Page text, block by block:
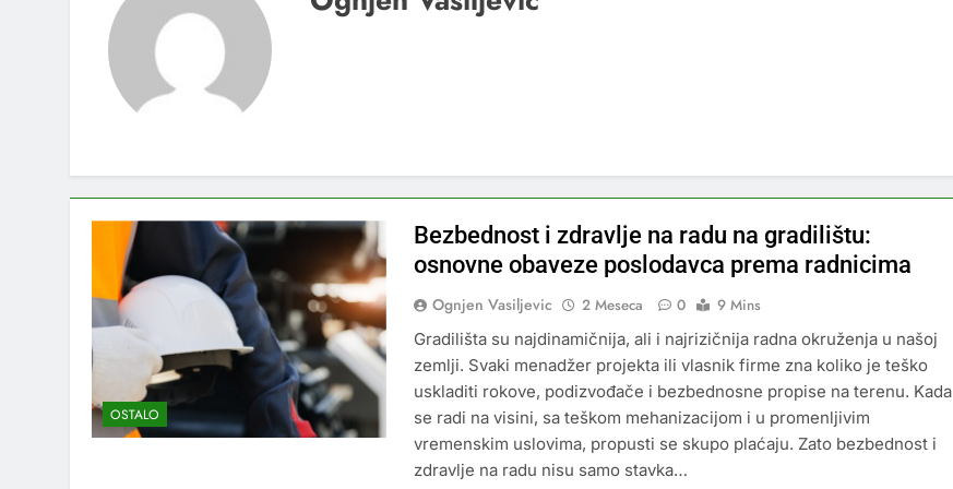
OSTALO
Bezbednost i zdravlje na radu na gradilištu:
osnovne obaveze poslodavca prema radnicima
Ognjen Vasiljevic 2 Meseca 0
9 Mins
Gradilišta su najdinamičnija, ali i najrizičnija radna okruženja u našoj
zemlji. Svaki menadžer projekta ili vlasnik firme zna koliko je teško
uskladiti rokove, podizvođače i bezbednosne propise na terenu. Kada
se radi na visini, sa teškom mehanizacijom i u promenljivim
vremenskim uslovima, propusti se skupo plaćaju. Zato bezbednost i
zdravlje na radu nisu samo stavka…